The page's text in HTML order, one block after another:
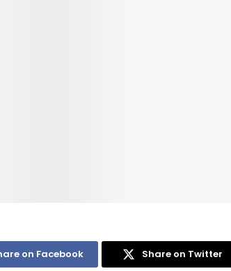
on Facebook Share on Twitter